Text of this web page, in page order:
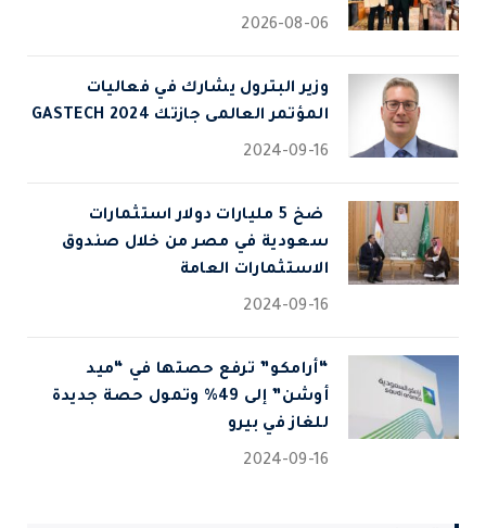
2026-08-06
وزير البترول يشارك في فعاليات
المؤتمر العالمى جازتك 2024 GASTECH
2024-09-16
⁠ ضخ 5 مليارات دولار استثمارات
سعودية في مصر من خلال صندوق
الاستثمارات العامة
2024-09-16
“أرامكو” ترفع حصتها في “ميد
أوشن” إلى 49% وتمول حصة جديدة
للغاز في بيرو
2024-09-16